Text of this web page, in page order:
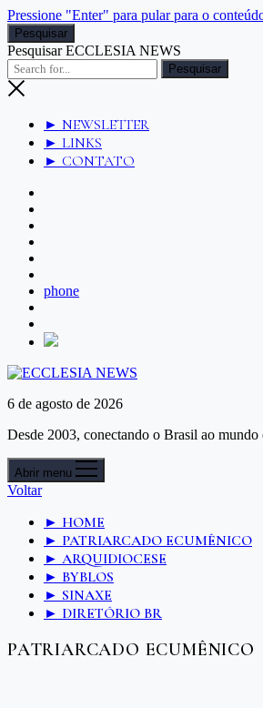
Pressione "Enter" para pular para o
Pesquisar
Pesquisar ECCLESIA NEWS
► NEWSLETTER
► LINKS
► CONTATO
phone
6 de agosto de 2026
Desde 2003, conectando o Brasil ao
Abrir menu
Voltar
► HOME
► PATRIARCADO ECUMÊNICO
► ARQUIDIOCESE
► BYBLOS
► SINAXE
► DIRETÓRIO BR
PATRIARCADO ECUMÊNICO